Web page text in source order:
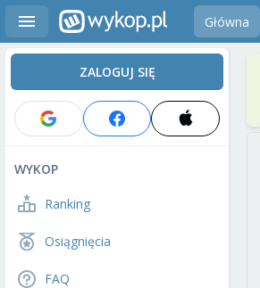
Główna
ZALOGUJ SIĘ
WYKOP
Ranking
Osiągnięcia
FAQ